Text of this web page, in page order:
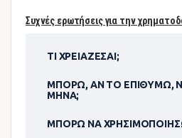
Συχνές ερωτήσεις για την
ΤΙ ΧΡΕΙΆΖΕΣΑΙ;
ΜΠΟΡΏ, ΑΝ ΤΟ ΕΠΙΘΥΜΏ,
ΜΉΝΑ;
ΜΠΟΡΏ ΝΑ